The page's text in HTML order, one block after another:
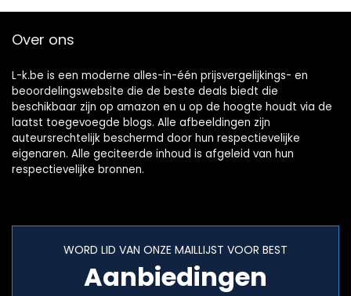
Over ons
L-k.be is een moderne alles-in-één prijsvergelijkings- en
beoordelingswebsite die de beste deals biedt die
beschikbaar zijn op amazon en u op de hoogte houdt via de
laatst toegevoegde blogs. Alle afbeeldingen zijn
auteursrechtelijk beschermd door hun respectievelijke
eigenaren. Alle geciteerde inhoud is afgeleid van hun
respectievelijke bronnen.
WORD LID VAN ONZE MAILLIJST VOOR BEST
Aanbiedingen